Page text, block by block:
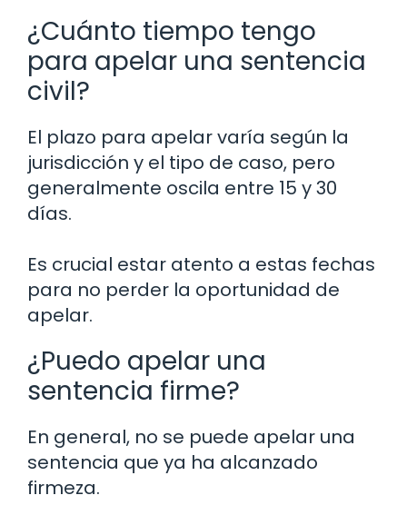
¿Cuánto tiempo tengo
para apelar una sentencia
civil?
El plazo para apelar varía según la
jurisdicción y el tipo de caso, pero
generalmente oscila entre 15 y 30
días.
Es crucial estar atento a estas fechas
para no perder la oportunidad de
apelar.
¿Puedo apelar una
sentencia firme?
En general, no se puede apelar una
sentencia que ya ha alcanzado
firmeza.